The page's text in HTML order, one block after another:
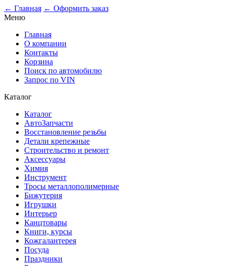
← Главная ← Оформить заказ
Меню
Главная
О компании
Контакты
Корзина
Поиск по автомобилю
Запрос по VIN
Каталог
Каталог
АвтоЗапчасти
Восстановление резьбы
Детали крепежные
Строительство и ремонт
Аксессуары
Химия
Инструмент
Тросы металлополимерные
Бижутерия
Игрушки
Интерьер
Канцтовары
Книги, курсы
Кожгалантерея
Посуда
Праздники